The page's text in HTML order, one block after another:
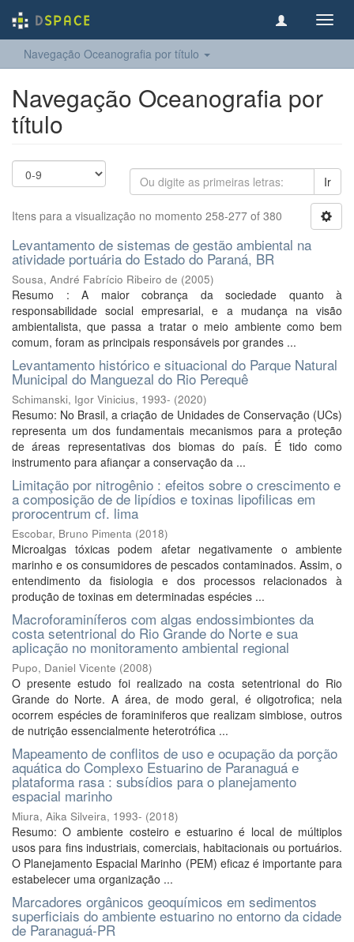
Navegação Oceanografia por título
Navegação Oceanografia por
título
Ir
Itens para a visualização no momento 258-277 of 380
Levantamento de sistemas de gestão ambiental na
atividade portuária do Estado do Paraná, BR
Sousa, André Fabrício Ribeiro de (2005)
Resumo : A maior cobrança da sociedade quanto à
responsabilidade social empresarial, e a mudança na visão
ambientalista, que passa a tratar o meio ambiente como bem
comum, foram as principais responsáveis por grandes ...
Levantamento histórico e situacional do Parque Natural
Municipal do Manguezal do Rio Perequê
Schimanski, Igor Vinicius, 1993- (2020)
Resumo: No Brasil, a criação de Unidades de Conservação (UCs)
representa um dos fundamentais mecanismos para a proteção
de áreas representativas dos biomas do país. É tido como
instrumento para afiançar a conservação da ...
Limitação por nitrogênio : efeitos sobre o crescimento e
a composição de de lipídios e toxinas lipofilicas em
prorocentrum cf. lima
Escobar, Bruno Pimenta (2018)
Microalgas tóxicas podem afetar negativamente o ambiente
marinho e os consumidores de pescados contaminados. Assim, o
entendimento da fisiologia e dos processos relacionados à
produção de toxinas em determinadas espécies ...
Macroforaminíferos com algas endossimbiontes da
costa setentrional do Rio Grande do Norte e sua
aplicação no monitoramento ambiental regional
Pupo, Daniel Vicente (2008)
O presente estudo foi realizado na costa setentrional do Rio
Grande do Norte. A área, de modo geral, é oligotrofica; nela
ocorrem espécies de foraminiferos que realizam simbiose, outros
de nutrição essencialmente heterotrófica ...
Mapeamento de conflitos de uso e ocupação da porção
aquática do Complexo Estuarino de Paranaguá e
plataforma rasa : subsídios para o planejamento
espacial marinho
Miura, Aika Silveira, 1993- (2018)
Resumo: O ambiente costeiro e estuarino é local de múltiplos
usos para fins industriais, comerciais, habitacionais ou portuários.
O Planejamento Espacial Marinho (PEM) eficaz é importante para
estabelecer uma organização ...
Marcadores orgânicos geoquímicos em sedimentos
superficiais do ambiente estuarino no entorno da cidade
de Paranaguá-PR